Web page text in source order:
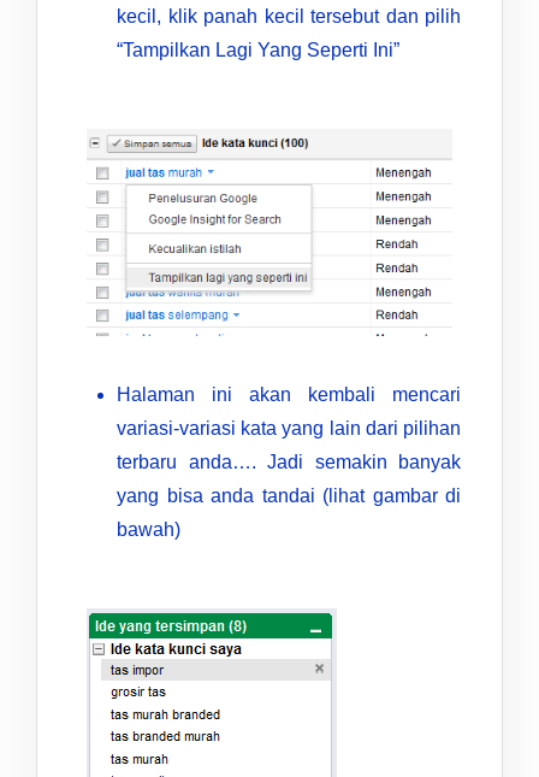
kecil, klik panah kecil tersebut dan pilih
“Tampilkan Lagi Yang Seperti Ini”
Halaman ini akan kembali mencari
variasi-variasi kata yang lain dari pilihan
terbaru anda…. Jadi semakin banyak
yang bisa anda tandai (lihat gambar di
bawah)